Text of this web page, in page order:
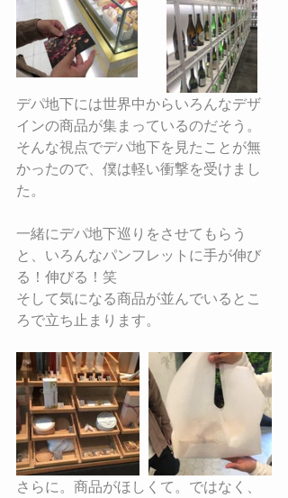
デパ地下には世界中からいろんなデザ
インの商品が集まっているのだそう。
そんな視点でデパ地下を見たことが無
かったので、僕は軽い衝撃を受けまし
た。
一緒にデパ地下巡りをさせてもらう
と、いろんなパンフレットに手が伸び
る！伸びる！笑
そして気になる商品が並んでいるとこ
ろで立ち止まります。
さらに。商品がほしくて。ではなく、